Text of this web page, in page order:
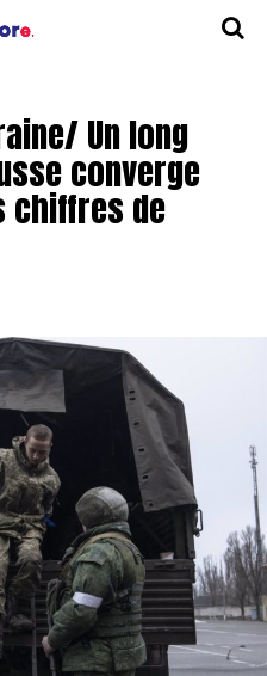
Un long
converge
chiffres de